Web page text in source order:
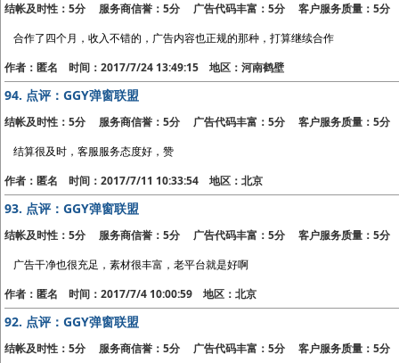
结帐及时性：5分 服务商信誉：5分 广告代码丰富：5分 客户服务质量：5分
合作了四个月，收入不错的，广告内容也正规的那种，打算继续合作
作者：匿名 时间：2017/7/24 13:49:15 地区：河南鹤壁
94. 点评：GGY弹窗联盟
结帐及时性：5分 服务商信誉：5分 广告代码丰富：5分 客户服务质量：5分
结算很及时，客服服务态度好，赞
作者：匿名 时间：2017/7/11 10:33:54 地区：北京
93. 点评：GGY弹窗联盟
结帐及时性：5分 服务商信誉：5分 广告代码丰富：5分 客户服务质量：5分
广告干净也很充足，素材很丰富，老平台就是好啊
作者：匿名 时间：2017/7/4 10:00:59 地区：北京
92. 点评：GGY弹窗联盟
结帐及时性：5分 服务商信誉：5分 广告代码丰富：5分 客户服务质量：5分